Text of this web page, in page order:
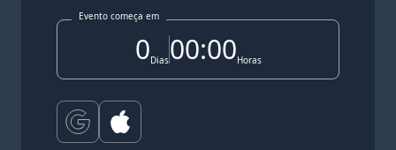
Evento começa em
0Dias00:00Horas